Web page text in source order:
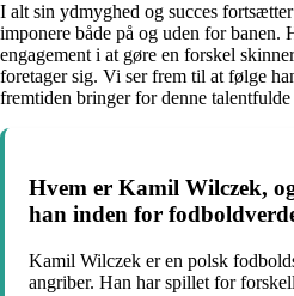
I alt sin ydmyghed og succes
imponere både på og uden for banen.
engagement i at gøre en forskel
foretager sig. Vi ser frem til at følge
fremtiden bringer for denne talentfulde
Hvem er Kamil Wilczek,
han inden for
Kamil Wilczek er en polsk
angriber. Han har spillet for